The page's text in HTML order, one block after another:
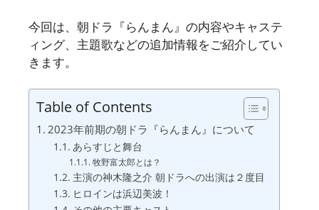
今回は、朝ドラ『らんまん』の内容やキャステ
ィング、主題歌などの追加情報をご紹介してい
きます。
Table of Contents
2023年前期の朝ドラ『らんまん』について
あらすじと舞台
牧野富太郎とは？
主演の神木隆之介 朝ドラへの出演は２度目
ヒロインは浜辺美波！